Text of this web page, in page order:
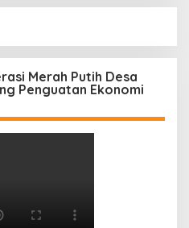
Merah Putih Desa
Penguatan Ekonomi